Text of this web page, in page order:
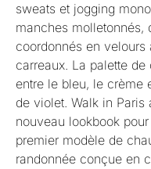
sweats et jogging
manches molletonnés,
coordonnés en velours
carreaux. La palette
entre le bleu, le crème
de violet. Walk in
nouveau lookbook
premier modèle de
randonnée conçue en